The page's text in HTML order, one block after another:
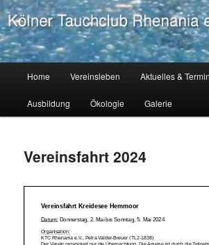
Zum
primären
Inhalt
springenKölner Tauchclub
Tauchverein Köln, Tauchausbildung Köln,
Home Vereinsleben Aktuelles &
Ausbildung Ökologie Galerie
Vereinsfahrt 2024